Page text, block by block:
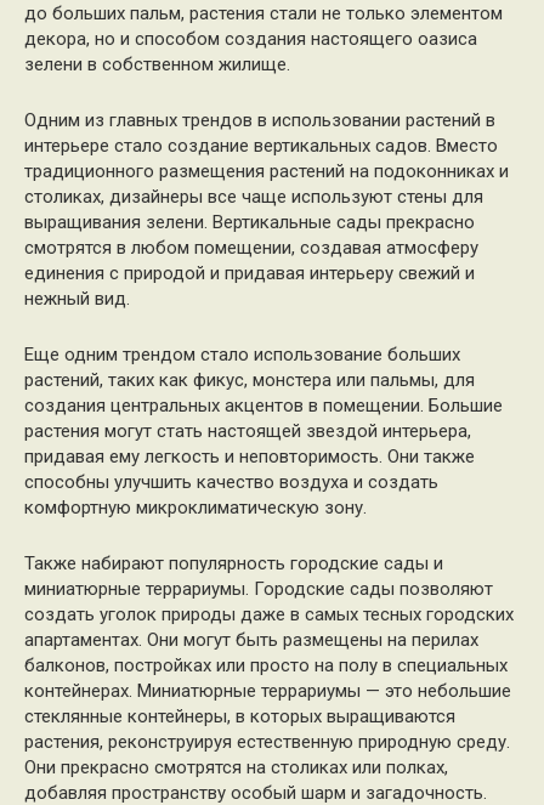
до больших пальм, растения стали не только элементом
декора, но и способом создания настоящего оазиса
зелени в собственном жилище.
Одним из главных трендов в использовании растений в
интерьере стало создание вертикальных садов. Вместо
традиционного размещения растений на подоконниках и
столиках, дизайнеры все чаще используют стены для
выращивания зелени. Вертикальные сады прекрасно
смотрятся в любом помещении, создавая атмосферу
единения с природой и придавая интерьеру свежий и
нежный вид.
Еще одним трендом стало использование больших
растений, таких как фикус, монстера или пальмы, для
создания центральных акцентов в помещении. Большие
растения могут стать настоящей звездой интерьера,
придавая ему легкость и неповторимость. Они также
способны улучшить качество воздуха и создать
комфортную микроклиматическую зону.
Также набирают популярность городские сады и
миниатюрные террариумы. Городские сады позволяют
создать уголок природы даже в самых тесных городских
апартаментах. Они могут быть размещены на перилах
балконов, постройках или просто на полу в специальных
контейнерах. Миниатюрные террариумы — это небольшие
стеклянные контейнеры, в которых выращиваются
растения, реконструируя естественную природную среду.
Они прекрасно смотрятся на столиках или полках,
добавляя пространству особый шарм и загадочность.